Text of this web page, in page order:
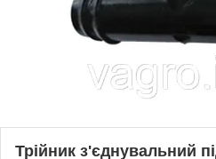
Трійник з'єднувальний